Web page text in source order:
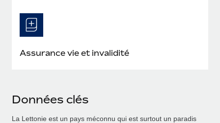
Assurance vie et invalidité
Données clés
La Lettonie est un pays méconnu qui est surtout un paradis